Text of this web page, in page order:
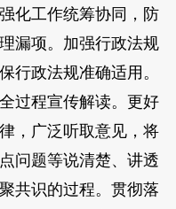
化工作统筹协同，防
漏项。加强行政法规
行政法规准确适用。
过程宣传解读。 更好
，广泛听取意见，将
问题等说清楚、讲透
共识的过程。贯彻落